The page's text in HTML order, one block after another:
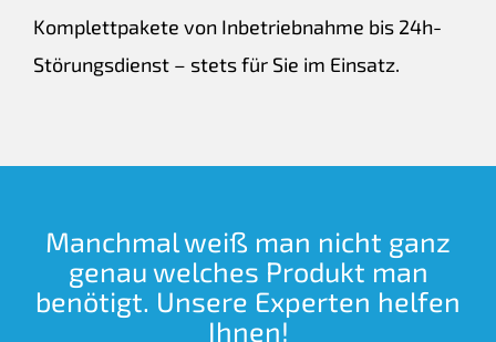
Komplettpakete von Inbetriebnahme bis 24h-
Störungsdienst – stets für Sie im Einsatz.
Manchmal weiß man nicht ganz
genau welches Produkt man
benötigt. Unsere Experten helfen
Ihnen!